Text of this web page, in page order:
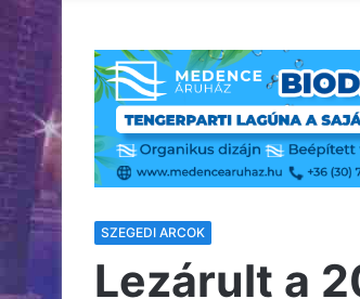
SZEGEDI ARCOK
Lezárult a